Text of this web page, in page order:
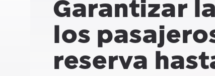
Garantizar
los
reserva